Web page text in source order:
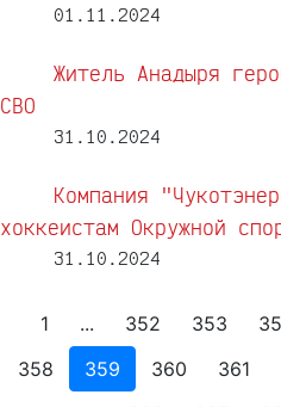
01.11.2024
Житель Анадыря
СВО
31.10.2024
Компания
хоккеистам Окружной
31.10.2024
1 ... 352 353
358
359 360 361